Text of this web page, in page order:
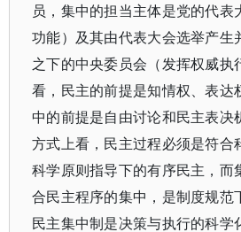
员，集中的担当主体是党的代表
功能）及其由代表大会选举产生
之下的中央委员会（发挥权威执
看，民主的前提是知情权、表达
中的前提是自由讨论和民主表决
方式上看，民主过程必须是符合
科学原则指导下的有序民主，而
合民主程序的集中，是制度规范
民主集中制是决策与执行的科学